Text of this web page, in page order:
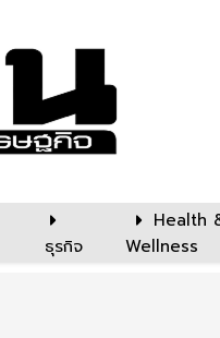
ธุรกิจ
Health
Wellness